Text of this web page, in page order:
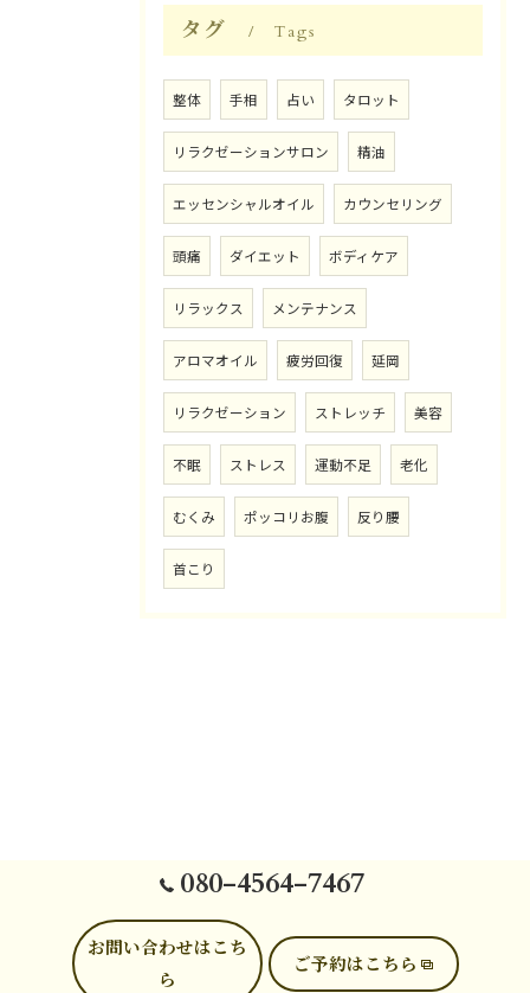
タグ Tags
整体 手相 占い タロット
リラクゼーションサロン 精油
エッセンシャルオイル カウンセリング
頭痛 ダイエット ボディケア
リラックス メンテナンス
アロマオイル 疲労回復 延岡
リラクゼーション ストレッチ 美容
不眠 ストレス 運動不足 老化
むくみ ポッコリお腹 反り腰
首こり
080-4564-7467
お問い合わせはこち
ら
ご予約はこちら